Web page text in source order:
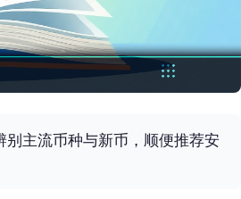
主流币种与新币，顺便推荐安